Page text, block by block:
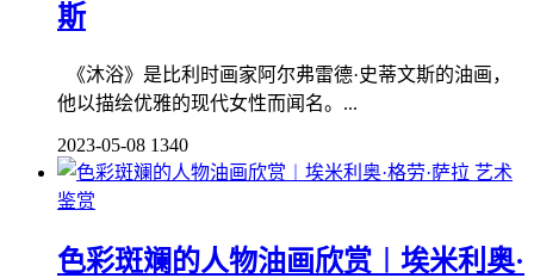
斯
《沐浴》是比利时画家阿尔弗雷德·史蒂文斯的油画，
他以描绘优雅的现代女性而闻名。...
2023-05-08 1340
艺术
鉴赏
色彩斑斓的人物油画欣赏︱埃米利奥·